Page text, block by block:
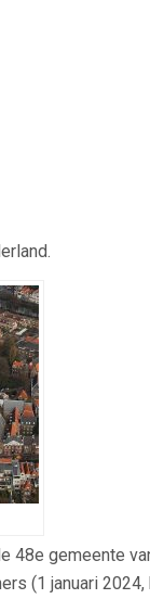
48e gemeente
(1 januari 2024,